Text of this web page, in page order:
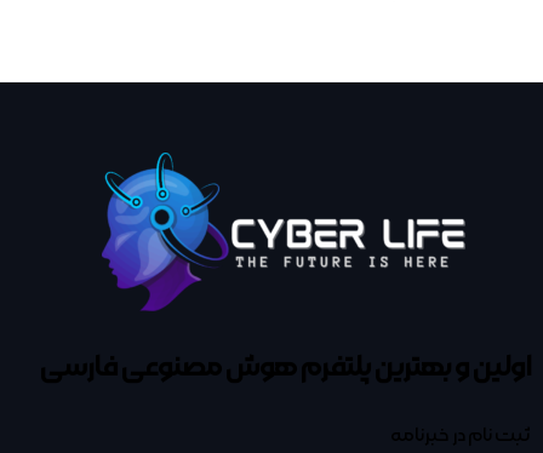
اولین و بهترین پلتفرمهوش مصنوعی فارسی
ثبت نام در خبرنامه